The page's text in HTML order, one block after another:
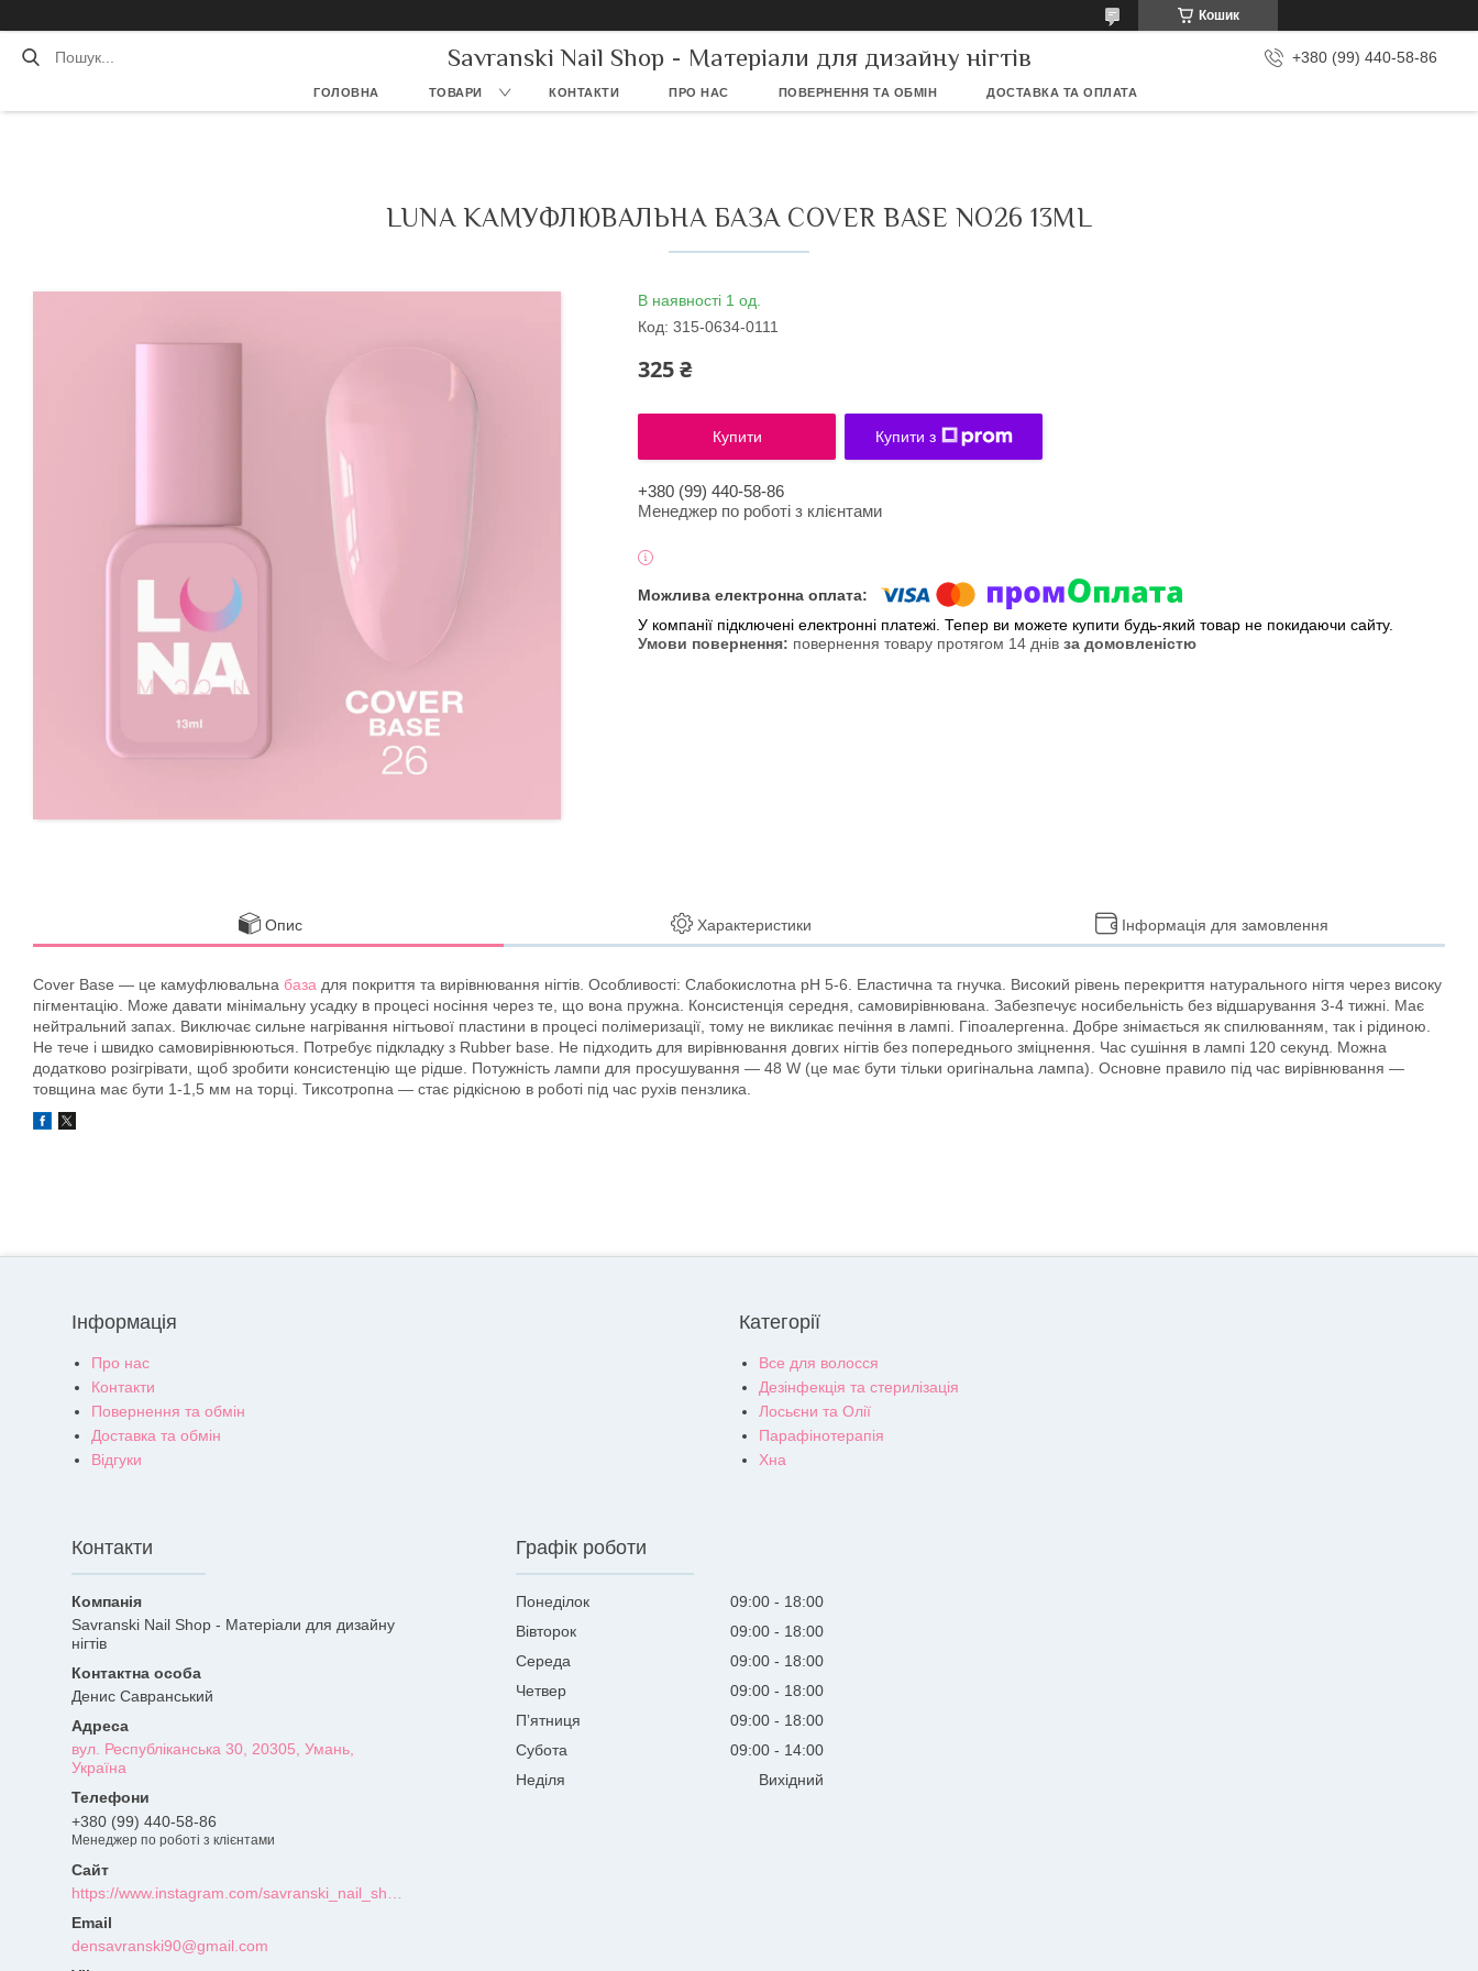
Кошик
Savranski Nail Shop - Матеріали для дизайну нігтів +380 (99) 440-58-86
ГОЛОВНА ТОВАРИ КОНТАКТИ ПРО НАС ПОВЕРНЕННЯ ТА ОБМІН ДОСТАВКА ТА ОПЛАТА
LUNA КАМУФЛЮВАЛЬНА БАЗА COVER BASE NO26 13ML
В наявності 1 од.
Код: 315-0634-0111
325 ₴
Купити Купити з
+380 (99) 440-58-86
Менеджер по роботі з клієнтами
У компанії підключені електронні платежі. Тепер ви можете купити будь-який товар не покидаючи сайту.
повернення товару протягом 14 днів за домовленістю
Опис Характеристики Інформація для замовлення
Cover Base — це камуфлювальна база для покриття та вирівнювання нігтів. Особливості: Слабокислотна pH 5-6. Еластична та гнучка. Високий рівень перекриття натурального нігтя через високу
пігментацію. Може давати мінімальну усадку в процесі носіння через те, що вона пружна. Консистенція середня, самовирівнювана. Забезпечує носибельність без відшарування 3-4 тижні. Має
нейтральний запах. Виключає сильне нагрівання нігтьової пластини в процесі полімеризації, тому не викликає печіння в лампі. Гіпоалергенна. Добре знімається як спилюванням, так і рідиною.
Не тече і швидко самовирівнюються. Потребує підкладку з Rubber base. Не підходить для вирівнювання довгих нігтів без попереднього зміцнення. Час сушіння в лампі 120 секунд. Можна
додатково розігрівати, щоб зробити консистенцію ще рідше. Потужність лампи для просушування — 48 W (це має бути тільки оригінальна лампа). Основне правило під час вирівнювання —
товщина має бути 1-1,5 мм на торці. Тиксотропна — стає рідкісною в роботі під час рухів пензлика.
Інформація
Про нас
Контакти
Повернення та обмін
Доставка та обмін
Відгуки
Категорії
Все для волосся
Дезінфекція та стерилізація
Лосьєни та Олії
Парафінотерапія
Хна
Контакти
Savranski Nail Shop - Матеріали для дизайну
нігтів
Денис Савранський
вул. Республіканська 30, 20305, Умань,
Україна
+380 (99) 440-58-86
Менеджер по роботі з клієнтами
densavranski90@gmail.com
Графік роботи
Понеділок 09:00
18:00
Вівторок
09:00
18:00
Середа
09:00
18:00
Четвер
09:00
18:00
Пʼятниця
09:00
18:00
Субота
09:00
14:00
Неділя
Вихідний